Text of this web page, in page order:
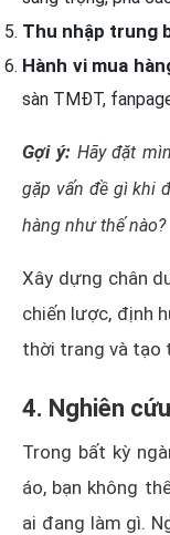
Thu nhập trung
Hành vi mua
sàn TMĐT,
Gợi ý: Hãy đặt
gặp vấn đề gì khi
hàng như thế nào?
Xây dựng chân
chiến lược, định
thời trang và tạo
4. Nghiên
Trong bất kỳ
áo, bạn không
ai đang làm gì.